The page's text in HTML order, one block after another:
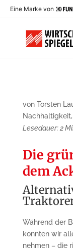
Eine Marke von
von Torsten
Nachhaltigkeit,
Lesedauer: 2
Die
dem
Während der
konnten wir
nehmen – die